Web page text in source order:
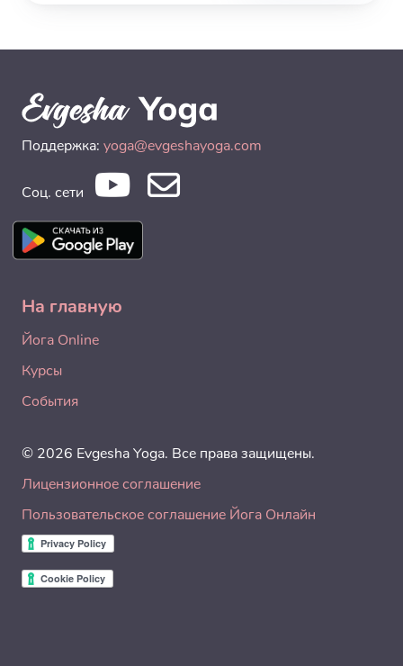
Поддержка: yoga@evgeshayoga.com
Соц. сети
На главную
Йога Online
Курсы
События
© 2026 Evgesha Yoga. Все права защищены.
Лицензионное соглашение
Пользовательское соглашение Йога Онлайн